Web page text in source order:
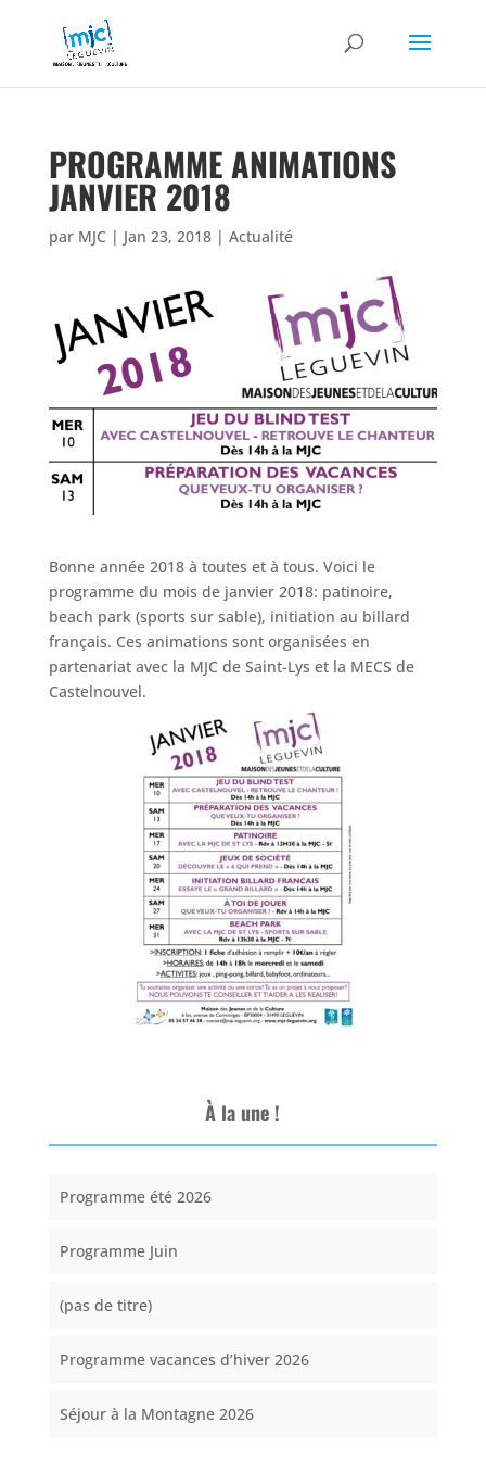
PROGRAMME ANIMATIONS
JANVIER 2018
par MJC | Jan 23, 2018| Actualité
Bonne année 2018 à toutes et à tous. Voici le
programme du mois de janvier 2018: patinoire,
beach park (sports sur sable), initiation au billard
français. Ces animations sont organisées en
partenariat avec la MJC de Saint-Lys et la MECS de
Castelnouvel.
À la une !
Programme été 2026
Programme Juin
(pas de titre)
Programme vacances d’hiver 2026
Séjour à la Montagne 2026